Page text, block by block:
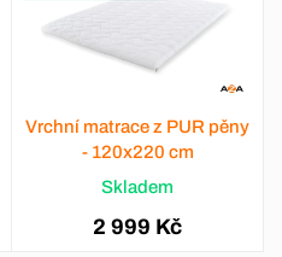
Vrchní matrace z PUR pěny
- 120x220 cm
Skladem
2 999 Kč